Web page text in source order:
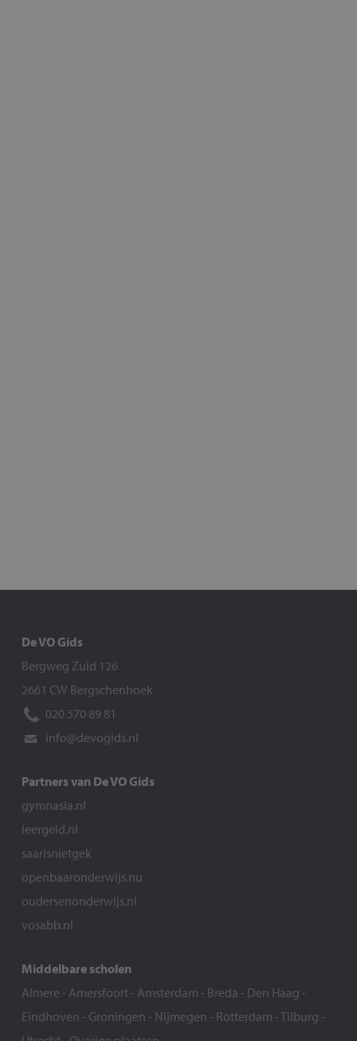
De VO Gids
Bergweg Zuid 126
2661 CW Bergschenhoek
020 570 89 81
info@devogids.nl
Partners van De VO Gids
gymnasia.nl
leergeld.nl
saarisnietgek
openbaaronderwijs.nu
oudersenonderwijs.nl
vosabb.nl
Middelbare scholen
Almere - Amersfoort- Amsterdam - Breda - Den Haag -
Eindhoven - Groningen - Nijmegen - Rotterdam -Tilburg -